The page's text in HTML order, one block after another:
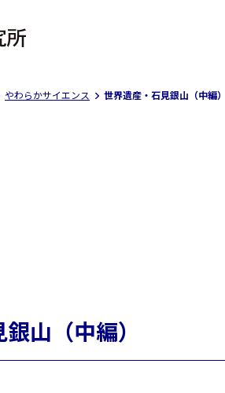
やわらかサイエンス 世界遺産・石見銀山（中編）
山（中編）